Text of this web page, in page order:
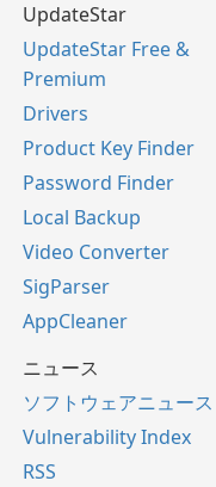
UpdateStar
UpdateStar Free &
Premium
Drivers
Product Key Finder
Password Finder
Local Backup
Video Converter
SigParser
AppCleaner
ニュース
ソフトウェアニュース
Vulnerability Index
RSS